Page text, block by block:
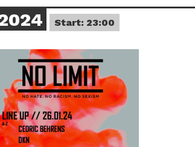
Start: 23:00